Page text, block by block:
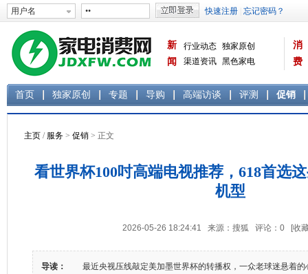
新
闻
行业动态 独家原创
渠道资讯 黑色家电
消
费
首页 独家原创 专题 导购 高端访谈 评测 促销
主页 / 服务 > 促销 > 正文
看世界杯100吋高端电视推荐，618首选
机型
2026-05-26 18:24:41 来源：搜狐 评论： 0 [收
导读：
最近央视压线敲定美加墨世界杯的转播权，一众老球迷悬着的